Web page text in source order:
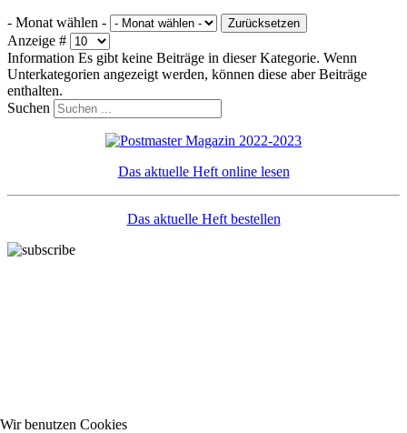
- Monat wählen - Zurücksetzen
Anzeige #
Information Es gibt keine Beiträge in dieser Kategorie. Wenn
Unterkategorien angezeigt werden, können diese aber Beiträge
enthalten.
Suchen
Das aktuelle Heft online lesen
Das aktuelle Heft bestellen
Wir benutzen Cookies